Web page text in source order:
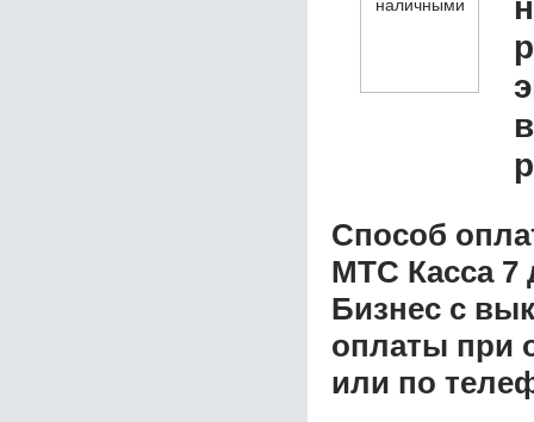
Способ
МТС Касса 7
Бизнес с
оплаты при
или по